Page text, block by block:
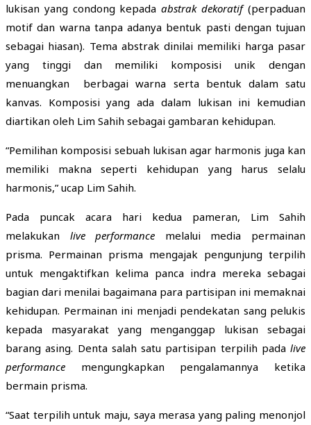
lukisan yang condong kepadaabstrak dekoratif(perpaduan
motif dan warna tanpa adanya bentuk pasti dengan tujuan
sebagai hiasan). Tema abstrak dinilai memiliki harga pasar
yang tinggi dan memiliki komposisi unik dengan
menuangkan berbagai warna serta bentuk dalam satu
kanvas. Komposisi yang ada dalam lukisan ini kemudian
diartikan oleh Lim Sahih sebagai gambaran kehidupan.
“Pemilihan komposisi sebuah lukisan agar harmonis juga kan
memiliki makna seperti kehidupan yang harus selalu
harmonis,” ucap Lim Sahih.
Pada puncak acara hari kedua pameran, Lim Sahih
melakukan live performance melalui media permainan
prisma. Permainan prisma mengajak pengunjung terpilih
untuk mengaktifkan kelima panca indra mereka sebagai
bagian dari menilai bagaimana para partisipan ini memaknai
kehidupan. Permainan ini menjadi pendekatan sang pelukis
kepada masyarakat yang menganggap lukisan sebagai
barang asing. Denta salah satu partisipan terpilih pada live
performance mengungkapkan pengalamannya ketika
bermain prisma.
“Saat terpilih untuk maju, saya merasa yang paling menonjol